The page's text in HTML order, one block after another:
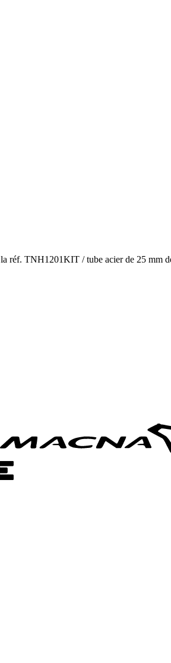
réf. TNH1201KIT / tube acier de 25 mm